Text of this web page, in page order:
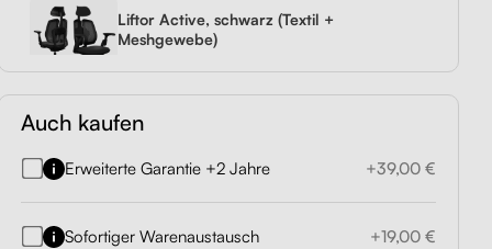
Liftor Active, schwarz (Textil +
Meshgewebe)
Rot
Auch kaufen
Erweiterte Garantie +2 Jahre +39,00 €
Sofortiger Warenaustausch +19,00 €